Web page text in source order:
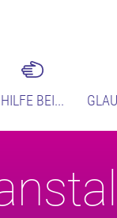
HILFE BEI...